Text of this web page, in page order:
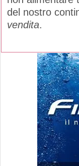
del nostro
vendita.